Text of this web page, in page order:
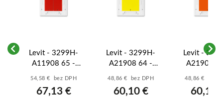
Levit - 3299H-
A11908 65 -
Vysielač RF, kryt,
červená/dymová
54,58 € bez DPH
67,13 €
Levit - 3299H-
A21908 64 -
Vysielač RF, kryt,
žltá/dymová čierna
48,86 € bez DPH
60,10 €
Levit -
A21908
oranžová/
48,86 € bez
60,10